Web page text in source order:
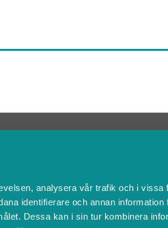
analysera vår trafik och i vissa
identifierare och annan
Dessa kan i sin tur kombinera
Vardagar 09.00 – 16.00
Lunchstängt 12.00 - 13.00